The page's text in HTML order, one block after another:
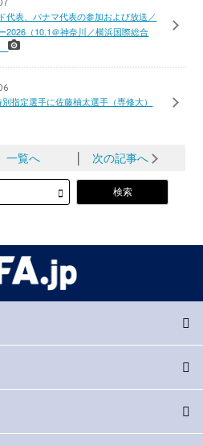
代表、パナマ代表の参加および放送／
（10.1＠神奈川／横浜国際総合
指定選手に佐藤柚太選手（専修大）
一覧へ 次の記事へ